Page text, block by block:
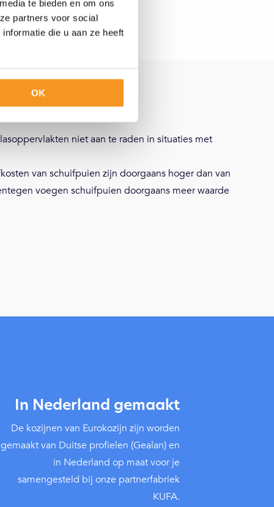
te bieden en om ons
partners voor social
die u aan ze heeft
OK
niet aan te raden in situaties met
van schuifpuien zijn doorgaans hoger dan van
voegen schuifpuien doorgaans meer waarde
In Nederland gemaakt
De kozijnen van Eurokozijn zijn worden
gemaakt van Duitse profielen (Gealan) en
in Nederland op maat voor je
samengesteld bij onze partnerfabriek
KUFA.